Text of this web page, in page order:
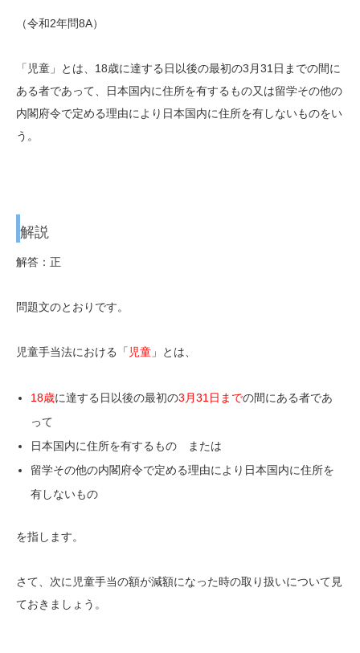
（令和2年問8A）
「児童」とは、18歳に達する日以後の最初の3月31日までの間に
ある者であって、日本国内に住所を有するもの又は留学その他の
内閣府令で定める理由により日本国内に住所を有しないものをい
う。
解説
解答：正
問題文のとおりです。
児童手当法における「 児童 」とは、
18歳に達する日以後の最初の3月31日までの間にある者であ
って
日本国内に住所を有するもの または
留学その他の内閣府令で定める理由により日本国内に住所を
有しないもの
を指します。
さて、次に児童手当の額が減額になった時の取り扱いについて見
ておきましょう。